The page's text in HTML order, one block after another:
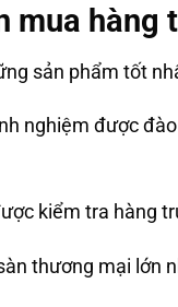
mua hàng
sản phẩm tốt
nghiệm được
kiểm tra hàng
thương mại lớn